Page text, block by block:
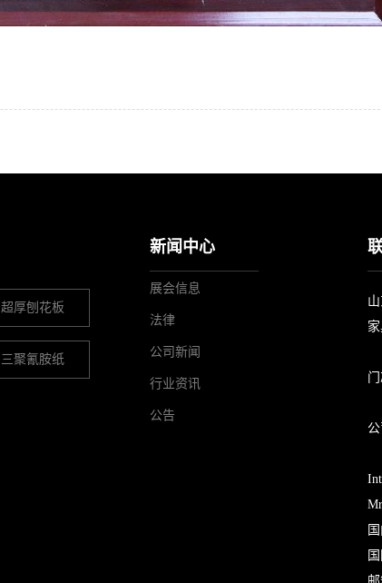
超厚刨花板
三聚氰胺纸
新闻中心
展会信息
法律
公司新闻
行业资讯
公告
家
门